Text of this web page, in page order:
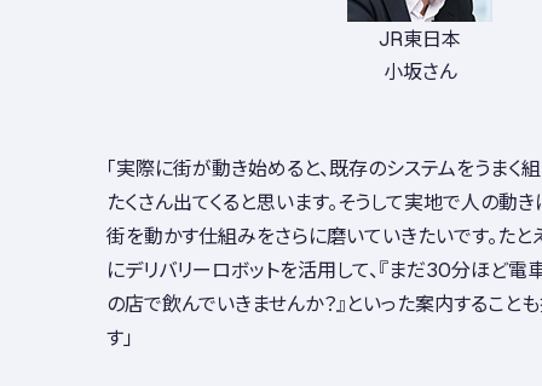
JR東日本
小坂さん
「実際に街が動き始めると、既存のシステムをうまく
たくさん出てくると思います。そうして実地で人の動
街を動かす仕組みをさらに磨いていきたいです。た
にデリバリーロボットを活用して、『まだ30分ほど電
の店で飲んでいきませんか？』といった案内するこ
す」